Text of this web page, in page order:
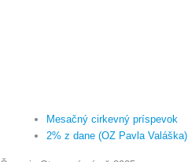
Mesačný cirkevný príspevok
2% z dane (OZ Pavla Valáška)